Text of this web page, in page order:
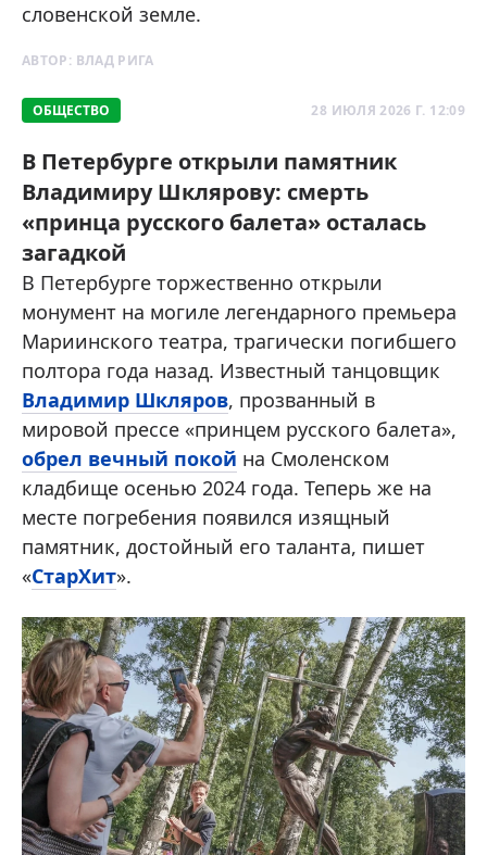
словенской земле.
АВТОР: ВЛАД РИГА
ОБЩЕСТВО 28 ИЮЛЯ 2026 Г. 12:09
В Петербурге открыли памятник
Владимиру Шклярову: смерть
«принца русского балета» осталась
загадкой
В Петербурге торжественно открыли
монумент на могиле легендарного премьера
Мариинского театра, трагически погибшего
полтора года назад. Известный танцовщик
Владимир Шкляров, прозванный в
мировой прессе «принцем русского балета»,
обрел вечный покой на Смоленском
кладбище осенью 2024 года. Теперь же на
месте погребения появился изящный
памятник, достойный его таланта, пишет
«СтарХит».